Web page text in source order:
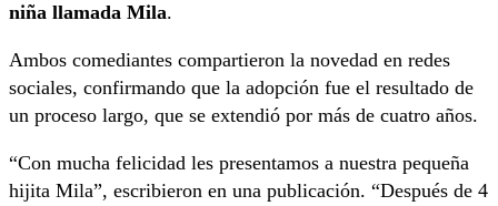
niña llamada Mila.
Ambos comediantes compartieron la novedad en redes
sociales, confirmando que la adopción fue el resultado de
un proceso largo, que se extendió por más de cuatro años.
“Con mucha felicidad les presentamos a nuestra pequeña
hijita Mila”, escribieron en una publicación. “Después de 4